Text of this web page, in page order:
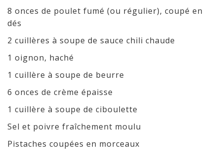
8 onces de poulet fumé (ou régulier), coupé en
dés
2 cuillères à soupe de sauce chili chaude
1 oignon, haché
1 cuillère à soupe de beurre
6 onces de crème épaisse
1 cuillère à soupe de ciboulette
Sel et poivre fraîchement moulu
Pistaches coupées en morceaux